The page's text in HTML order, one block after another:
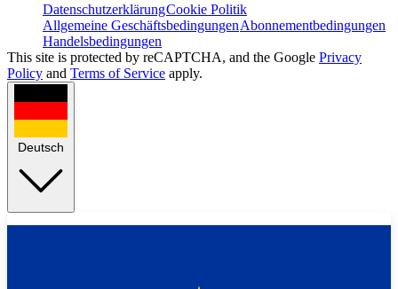
DatenschutzerklärungCookie Politik
Allgemeine GeschäftsbedingungenAbonnementbedingungen
Handelsbedingungen
This site is protected by reCAPTCHA, and the Google Privacy
Policy and Terms of Service apply.
Deutsch